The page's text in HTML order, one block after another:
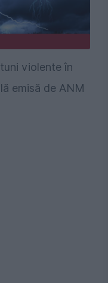
violente în
emisă de ANM